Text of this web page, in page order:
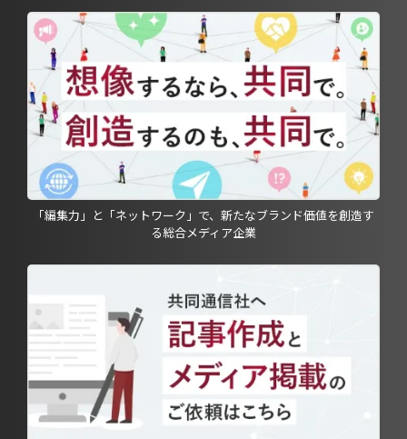
「編集力」と「ネットワーク」で、新たなブランド価値を創造す
る総合メディア企業